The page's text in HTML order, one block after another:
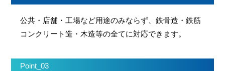
公共・店舗・工場など用途のみならず、鉄骨造・鉄筋
コンクリート造・木造等の全てに対応できます。
Point_03